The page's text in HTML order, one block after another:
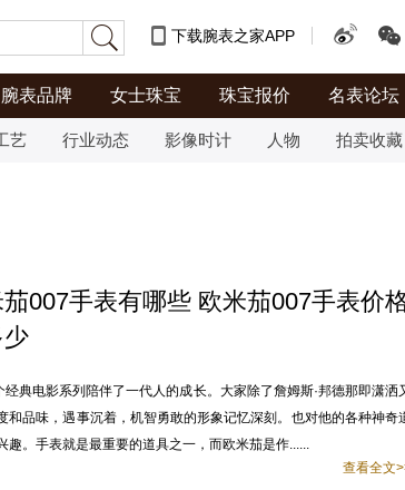
下载腕表之家APP
腕表品牌 女士珠宝 珠宝报价 名表论坛
艺 行业动态 影像时计 人物 拍卖收藏
007手表有哪些 欧米茄007手表价
经典电影系列陪伴了一代人的成长。大家除了詹姆斯·邦德那即潇洒
和品味，遇事沉着，机智勇敢的形象记忆深刻。也对他的各种神奇
趣。手表就是最重要的道具之一，而欧米茄是作......
查看全文